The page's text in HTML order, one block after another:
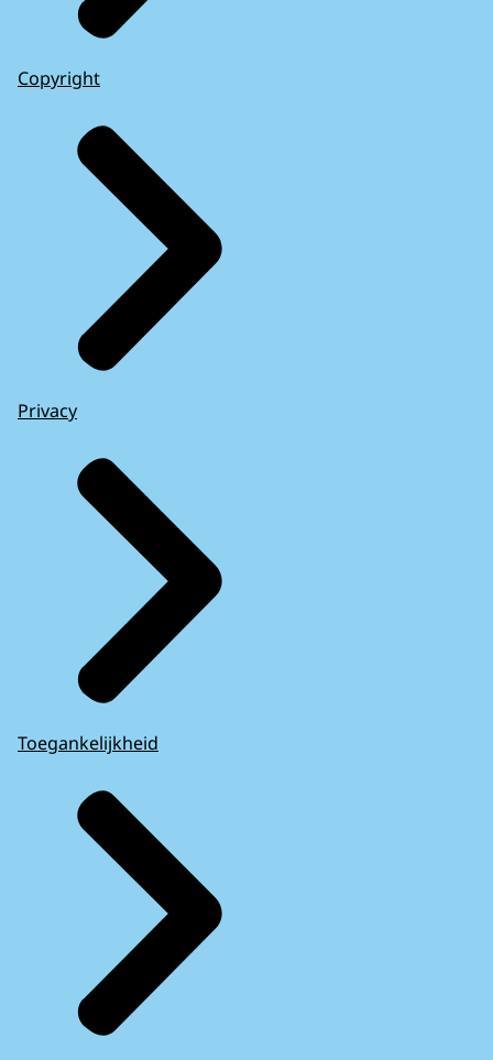
Copyright
Privacy
Toegankelijkheid